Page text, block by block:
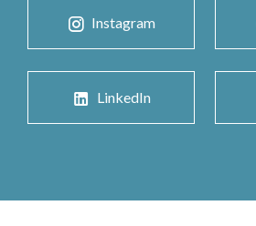
Instagram
LinkedIn